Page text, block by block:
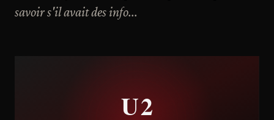
savoir s'il avait des info...